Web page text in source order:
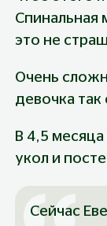
Спинальная
это не
Очень
девочка так
В 4,5
укол и
Сейчас